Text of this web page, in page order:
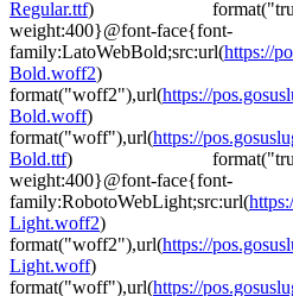
Regular.ttf)
weight:400}@font-face{font-
family:LatoWebBold;src:url(https://
Bold.woff2)
format("woff2"),url(https://
Bold.woff)
format("woff"),url(https://
Bold.ttf)
weight:400}@font-face{font-
family:RobotoWebLight;src:url(
Light.woff2)
format("woff2"),url(https://
Light.woff)
format("woff"),url(https://